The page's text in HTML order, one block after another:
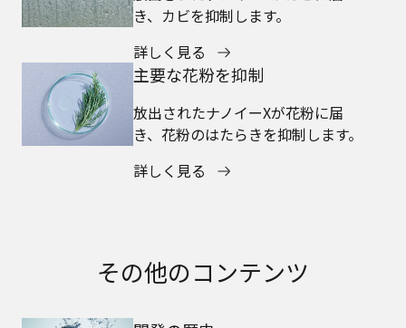
き、カビを抑制します。
詳しく見る
主要な花粉を抑制
放出されたナノイーXが花粉に届
き、花粉のはたらきを抑制します。
詳しく見る
その他のコンテンツ